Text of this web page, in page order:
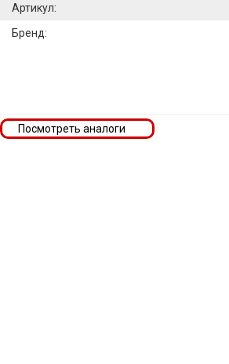
Артикул:
Бренд:
Посмотреть аналоги